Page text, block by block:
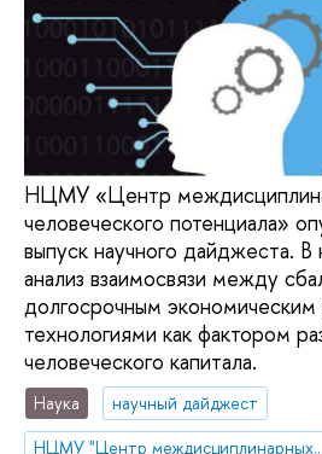
НЦМУ «Центр
человеческого потенциала»
выпуск научного дайджеста.
анализ взаимосвязи между
долгосрочным
технологиями как фактором
человеческого капитала.
Наука
научный дайджест
НЦМУ "Центр междисциплинарных исследований человеческого потенциала"